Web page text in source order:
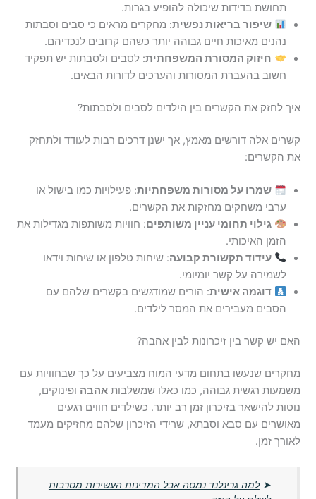
תחושת בדידות שיכולה להופיע בגרות.
שיפור בריאות נפשית: מחקרים מראים כי סבים וסבתות
נהנים מאיכות חיים גבוהה יותר כשהם קרובים לנכדיהם.
חיזוק המסורת המשפחתית: לסבים ולסבתות יש תפקיד
חשוב בהעברת המסורות והערכים לדורות הבאים.
איך לחזק את הקשרים בין הילדים לסבים ולסבתות?
קשרים אלה דורשים מאמץ, אך ישנן דרכים רבות לעודד ולתחזק
את הקשרים:
שמרו על מסורות משפחתיות: פעילויות כמו בישול או
ערבי משחקים מחזקות את הקשרים.
גילוי תחומי עניין משותפים: חוויות משותפות מגדילות את
הזמן האיכותי.
עידוד תקשורת קבועה: שיחות טלפון או שיחות וידאו
לשמירה על קשר יומיומי.
דוגמה אישית: הורים שמודגשים בקשרים שלהם עם
הסבים מעבירים את המסר לילדים.
האם יש קשר בין זיכרונות לבין אהבה?
מחקרים שנעשו בתחום מדעי המוח מצביעים על כך שבחוויות עם
משמעות רגשית גבוהה, כמו כאלו שמשלבותאהבה ופינוקים,
נוטות להישאר בזיכרון זמן רב יותר. כשילדים חווים רגעים
מאושרים עם סבא וסבתא, שרידי הזיכרון שלהם מחזיקים מעמד
לאורך זמן.
➤למה גרינלנד נמסה אבל המדינות העשירות מסרבות